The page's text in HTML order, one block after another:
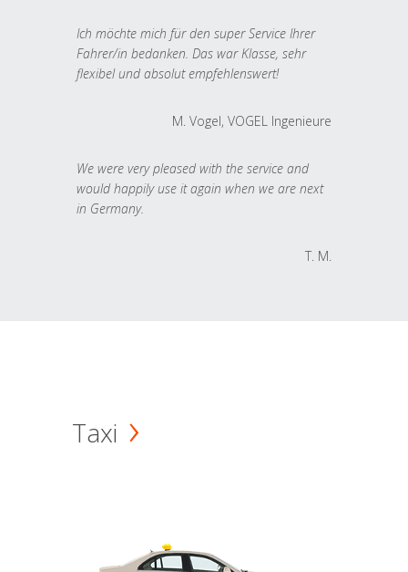
Ich möchte mich für den super Service Ihrer
Fahrer/in bedanken. Das war Klasse, sehr
flexibel und absolut empfehlenswert!
M. Vogel, VOGEL Ingenieure
We were very pleased with the service and
would happily use it again when we are next
in Germany.
T. M.
Taxi